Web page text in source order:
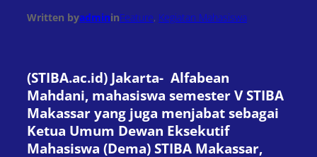
Written byadmininFeature, Kegiatan Mahasiswa
(STIBA.ac.id) Jakarta- Alfabean
Mahdani, mahasiswa semester V STIBA
Makassar yang juga menjabat sebagai
Ketua Umum Dewan Eksekutif
Mahasiswa (Dema) STIBA Makassar,